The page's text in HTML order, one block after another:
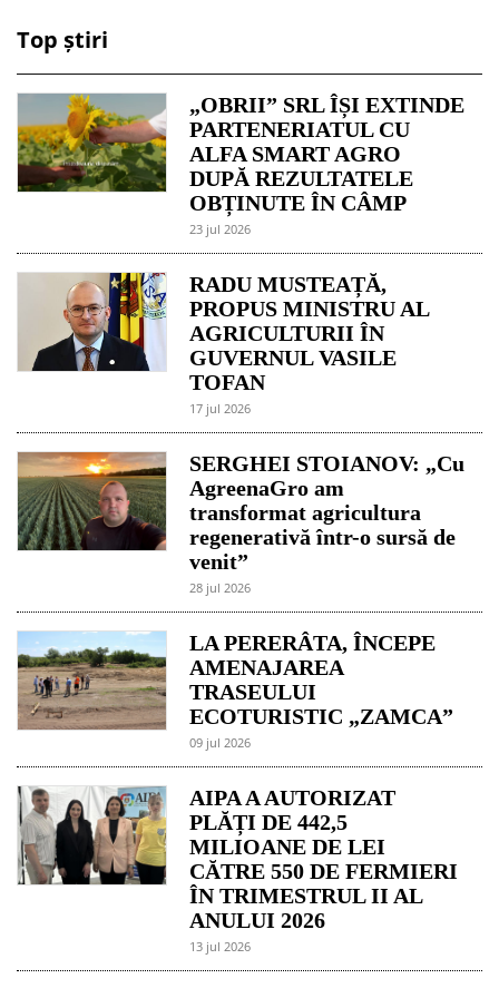
Top știri
„OBRII” SRL ÎȘI EXTINDE
PARTENERIATUL CU
ALFA SMART AGRO
DUPĂ REZULTATELE
OBȚINUTE ÎN CÂMP
23 jul 2026
RADU MUSTEAȚĂ,
PROPUS MINISTRU AL
AGRICULTURII ÎN
GUVERNUL VASILE
TOFAN
17 jul 2026
SERGHEI STOIANOV: „Cu
AgreenaGro am
transformat agricultura
regenerativă într-o sursă de
venit”
28 jul 2026
LA PERERÂTA, ÎNCEPE
AMENAJAREA
TRASEULUI
ECOTURISTIC „ZAMCA”
09 jul 2026
AIPA A AUTORIZAT
PLĂȚI DE 442,5
MILIOANE DE LEI
CĂTRE 550 DE FERMIERI
ÎN TRIMESTRUL II AL
ANULUI 2026
13 jul 2026